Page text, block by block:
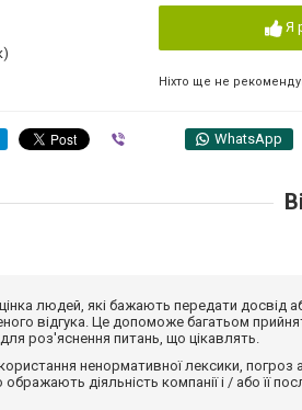
Я
Ніхто ще не
WhatsApp
людей, які бажають передати
відгука. Це допоможе багатьом
роз'яснення питань, що цікавлять.
ненормативної лексики,
ображають діяльність компанії і / або її